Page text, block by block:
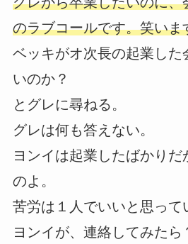
のラブコールです。笑いま
ベッキがオ次長の起業した
いのか？
とグレに尋ねる。
グレは何も答えない。
ヨンイは起業したばかりだ
のよ。
苦労は１人でいいと思って
ヨンイが、連絡してみたら